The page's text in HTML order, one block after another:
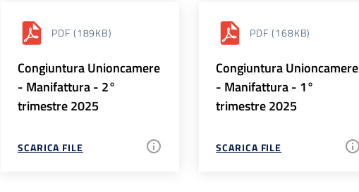
PDF (189KB)
Congiuntura Unioncamere
- Manifattura - 2°
trimestre 2025
SCARICA FILE
PDF (168KB)
Congiuntura Unioncamere
- Manifattura - 1°
trimestre 2025
SCARICA FILE